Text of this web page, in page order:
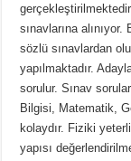
sınavlarına
sözlü sınavlardan
yapılmaktadır.
sorulur. Sınav
Bilgisi, Matematik,
kolaydır. Fiziki
yapısı